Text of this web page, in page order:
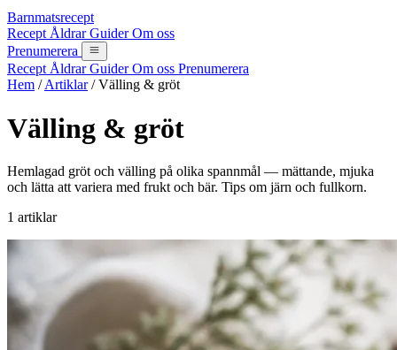
Barnmatsrecept
Recept ÅldrarGuiderOm oss
Prenumerera
Recept ÅldrarGuiderOm oss Prenumerera
Hem / Artiklar / Välling & gröt
Välling & gröt
Hemlagad gröt och välling på olika spannmål — mättande, mjuka
och lätta att variera med frukt och bär. Tips om järn och fullkorn.
1 artiklar